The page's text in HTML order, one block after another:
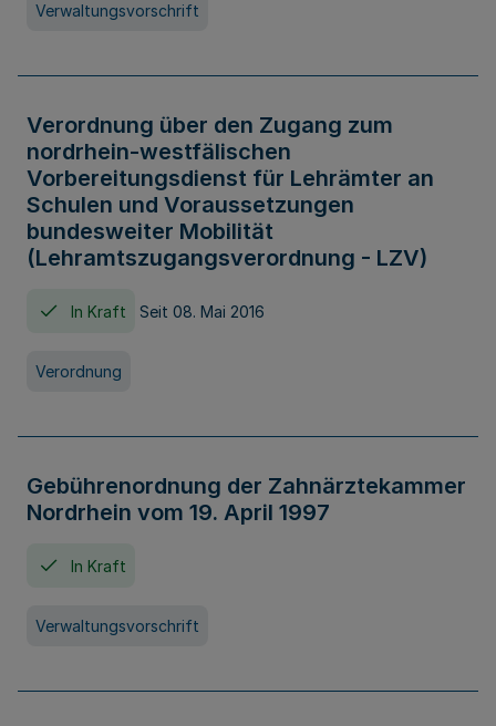
Verwaltungsvorschrift
Verordnung über den Zugang zum
nordrhein-westfälischen
Vorbereitungsdienst für Lehrämter an
Schulen und Voraussetzungen
bundesweiter Mobilität
(Lehramtszugangsverordnung - LZV)
In Kraft Seit 08. Mai 2016
Verordnung
Gebührenordnung der Zahnärztekammer
Nordrhein vom 19. April 1997
In Kraft
Verwaltungsvorschrift